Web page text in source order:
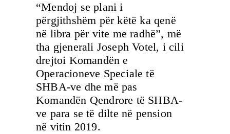
“Mendoj se plani i
përgjithshëm për këtë ka qenë
në libra për vite me radhë”, më
tha gjenerali Joseph Votel, i cili
drejtoi Komandën e
Operacioneve Speciale të
SHBA-ve dhe më pas
Komandën Qendrore të SHBA-
ve para se të dilte në pension
në vitin 2019.